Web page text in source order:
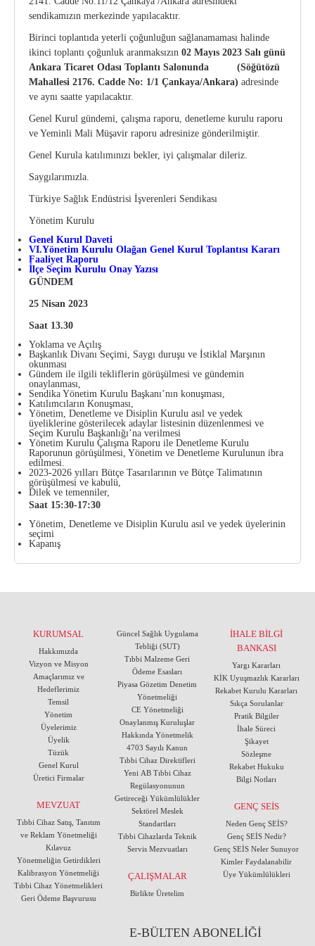
sendikamızın merkezinde yapılacaktır.
Birinci toplantıda yeterli çoğunluğun sağlanamaması halinde
ikinci toplantı çoğunluk aranmaksızın 02 Mayıs 2023 Salı günü
Ankara Ticaret Odası Toplantı Salonunda (Söğütözü
Mahallesi 2176. Cadde No: 1/1 Çankaya/Ankara) adresinde
ve aynı saatte yapılacaktır.
Genel Kurul gündemi, çalışma raporu, denetleme kurulu raporu
ve Yeminli Mali Müşavir raporu adresinize gönderilmiştir.
Genel Kurula katılımınızı bekler, iyi çalışmalar dileriz.
Saygılarımızla.
Türkiye Sağlık Endüstrisi İşverenleri Sendikası
Yönetim Kurulu
Genel Kurul Daveti
VI.Yönetim Kurulu Olağan Genel Kurul Toplantısı Kararı
Faaliyet Raporu
İlçe Seçim Kurulu Onay Yazısı
GÜNDEM
25 Nisan 2023
Saat 13.30
Yoklama ve Açılış
Başkanlık Divanı Seçimi, Saygı duruşu ve İstiklal Marşının
okunması
Gündem ile ilgili tekliflerin görüşülmesi ve gündemin
onaylanması,
Sendika Yönetim Kurulu Başkanı’nın konuşması,
Katılımcıların Konuşması,
Yönetim, Denetleme ve Disiplin Kurulu asıl ve yedek
üyeliklerine gösterilecek adaylar listesinin düzenlenmesi ve
Seçim Kurulu Başkanlığı’na verilmesi
Yönetim Kurulu Çalışma Raporu ile Denetleme Kurulu
Raporunun görüşülmesi, Yönetim ve Denetleme Kurulunun ibra
edilmesi.
2023-2026 yılları Bütçe Tasarılarının ve Bütçe Talimatının
görüşülmesi ve kabulü,
Dilek ve temenniler,
Saat 15:30-17:30
Yönetim, Denetleme ve Disiplin Kurulu asıl ve yedek üyelerinin
seçimi
Kapanış
KURUMSAL
Hakkımızda
Vizyon ve Misyon
Amaçlarımız ve
Hedeflerimiz
Temsil
Yönetim
Üyelerimiz
Üyelik
Tüzük
Genel Kurul
Üretici Firmalar
MEVZUAT
Tıbbi Cihaz Satış, Tanıtım
ve Reklam Yönetmeliği
Kılavuz
Yönetmeliğin Getirdikleri
Kalibrasyon Yönetmeliği
Tıbbi Cihaz Yönetmelikleri
Geri Ödeme Başvurusu
Güncel Sağlık Uygulama
Tebliği (SUT)
Tıbbi Malzeme Geri
Ödeme Esasları
Piyasa Gözetim Denetim
Yönetmeliği
CE Yönetmeliği
Onaylanmış Kuruluşlar
Hakkında Yönetmelik
4703 Sayılı Kanun
Tıbbi Cihaz Direktifleri
Yeni AB Tıbbi Cihaz
Regülasyonunun
Getireceği Yükümlülükler
Sektörel Meslek
Standartları
Tıbbi Cihazlarda Teknik
Servis Mezvuatları
ÇALIŞMALAR
Birlikte Üretelim
İHALE BİLGİ
BANKASI
Yargı Kararları
KİK Uyuşmazlık Kararları
Rekabet Kurulu Kararları
Sıkça Sorulanlar
Pratik Bilgiler
İhale Süreci
Şikayet
Sözleşme
Rekabet Hukuku
Bilgi Notları
GENÇ SEİS
Neden Genç SEİS?
Genç SEİS Nedir?
Genç SEİS Neler Sunuyor
Kimler Faydalanabilir
Üye Yükümlülükleri
E-BÜLTEN ABONELİĞİ
CE Yönetmeliği
Onaylanmış Kuruluşlar Hakkında Yönetmelik
4703 Sayılı Kanun
Tıbbi Cihaz Direktifleri
Sektörel Meslek Standartları
Bilgi Notları